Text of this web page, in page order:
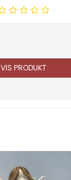
VIS PRODUKT